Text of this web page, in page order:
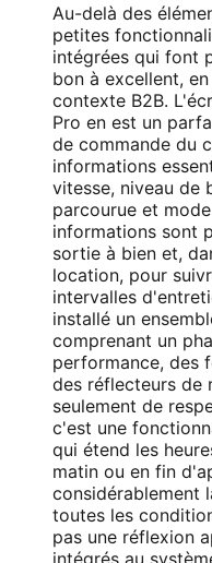
Au-delà des
petites
intégrées qui font
bon à excellent,
contexte B2B.
Pro en est un
de commande du
informations
vitesse, niveau de
parcourue et
informations sont
sortie à bien et,
location, pour
intervalles
installé un
comprenant un
performance, des
des réflecteurs de
seulement de
c'est une
qui étend les
matin ou en fin
considérablement
toutes les
pas une réflexion
intégrés au